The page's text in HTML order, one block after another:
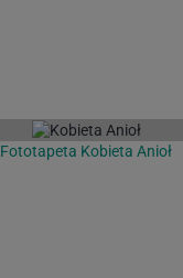
Fototapeta Kobieta Anioł